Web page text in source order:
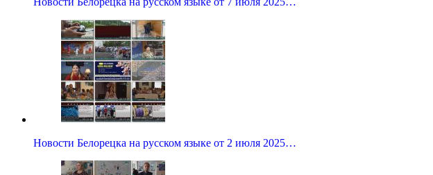
Новости Белорецка на русском языке от 2 июля 2025…